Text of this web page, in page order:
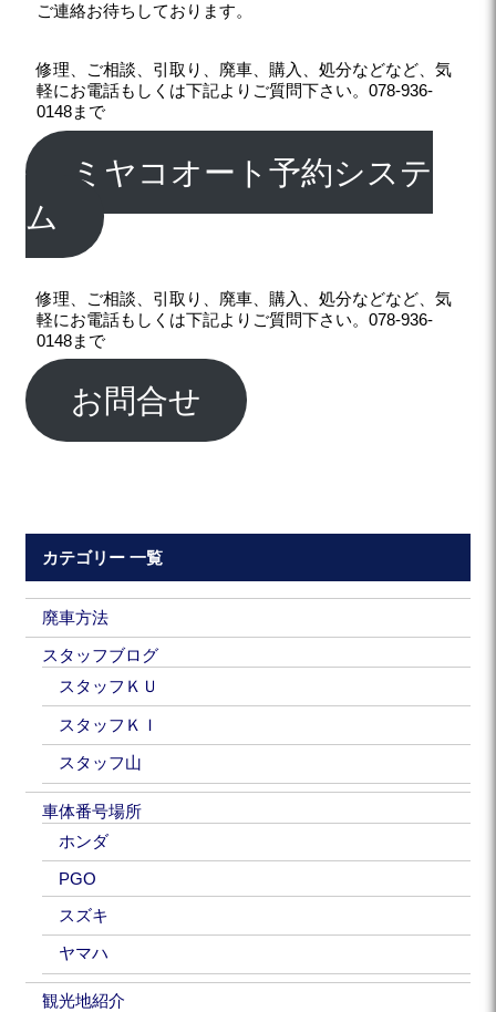
ご連絡お待ちしております。
修理、ご相談、引取り、廃車、購入、処分などなど、気
軽にお電話もしくは下記よりご質問下さい。078-936-
0148まで
ミヤコオート予約システ
ム
修理、ご相談、引取り、廃車、購入、処分などなど、気
軽にお電話もしくは下記よりご質問下さい。078-936-
0148まで
お問合せ
カテゴリー 一覧
廃車方法
スタッフブログ
スタッフＫＵ
スタッフＫＩ
スタッフ山
車体番号場所
ホンダ
PGO
スズキ
ヤマハ
観光地紹介